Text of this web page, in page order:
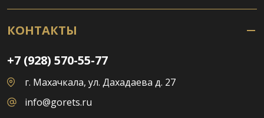
КОНТАКТЫ
+7 (928) 570-55-77
г. Махачкала, ул. Дахадаева д. 27
info@gorets.ru